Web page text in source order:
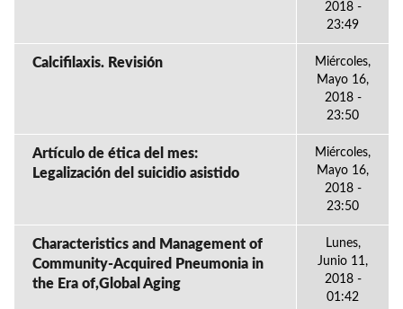
2018 -
23:49
Calcifilaxis. Revisión
Miércoles,
Mayo 16,
2018 -
23:50
Artículo de ética del mes:
Legalización del suicidio asistido
Miércoles,
Mayo 16,
2018 -
23:50
Characteristics and Management of
Community-Acquired Pneumonia in
the Era of,Global Aging
Lunes,
Junio 11,
2018 -
01:42